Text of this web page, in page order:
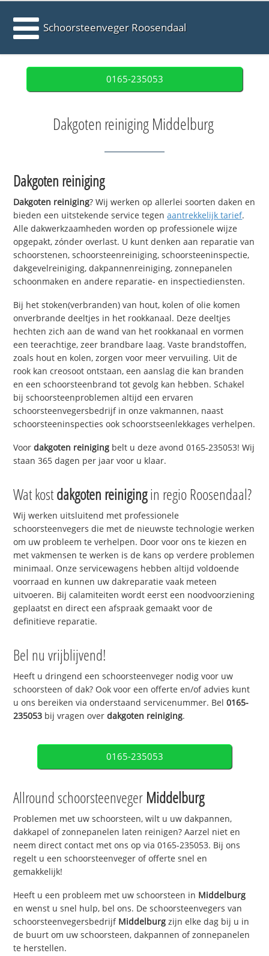
Schoorsteenveger Roosendaal
0165-235053
Dakgoten reiniging Middelburg
Dakgoten reiniging
Dakgoten reiniging? Wij werken op allerlei soorten daken en
bieden een uitstekende service tegenaantrekkelijk tarief.
Alle dakwerkzaamheden worden op professionele wijze
opgepakt, zónder overlast. U kunt denken aan reparatie van
schoorstenen, schoorsteenreiniging, schoorsteeninspectie,
dakgevelreiniging, dakpannenreiniging, zonnepanelen
schoonmaken en andere reparatie- en inspectiediensten.
Bij het stoken(verbranden) van hout, kolen of olie komen
onverbrande deeltjes in het rookkanaal. Deze deeltjes
hechten zich aan de wand van het rookkanaal en vormen
een teerachtige, zeer brandbare laag. Vaste brandstoffen,
zoals hout en kolen, zorgen voor meer vervuiling. Uit de
rook kan creosoot ontstaan, een aanslag die kan branden
en een schoorsteenbrand tot gevolg kan hebben. Schakel
bij schoorsteenproblemen altijd een ervaren
schoorsteenvegersbedrijf in onze vakmannen, naast
schoorsteeninspecties ook schoorstseenlekkages verhelpen.
Voordakgoten reiniging belt u deze avond 0165-235053! Wij
staan 365 dagen per jaar voor u klaar.
Wat kostdakgoten reinigingin regio Roosendaal?
Wij werken uitsluitend met professionele
schoorsteenvegers die met de nieuwste technologie werken
om uw probleem te verhelpen. Door voor ons te kiezen en
met vakmensen te werken is de kans op verdere problemen
minimaal. Onze servicewagens hebben altijd voldoende
voorraad en kunnen uw dakreparatie vaak meteen
uitvoeren. Bij calamiteiten wordt eerst een noodvoorziening
geplaatst en direct een afspraak gemaakt voor de
definitieve reparatie.
Bel nu vrijblijvend!
Heeft u dringend een schoorsteenveger nodig voor uw
schoorsteen of dak? Ook voor een offerte en/of advies kunt
u ons bereiken via onderstaand servicenummer. Bel0165-
235053 bij vragen overdakgoten reiniging.
0165-235053
Allround schoorsteenveger Middelburg
Problemen met uw schoorsteen, wilt u uw dakpannen,
dakkapel of zonnepanelen laten reinigen? Aarzel niet en
neem direct contact met ons op via 0165-235053. Bij ons
regelt u een schoorsteenveger of offerte snel en
gemakkelijk!
Heeft u een probleem met uw schoorsteen in Middelburg
en wenst u snel hulp, bel ons. De schoorsteenvegers van
schoorsteenvegersbedrijf Middelburg zijn elke dag bij u in
de buurt om uw schoorsteen, dakpannen of zonnepanelen
te herstellen.